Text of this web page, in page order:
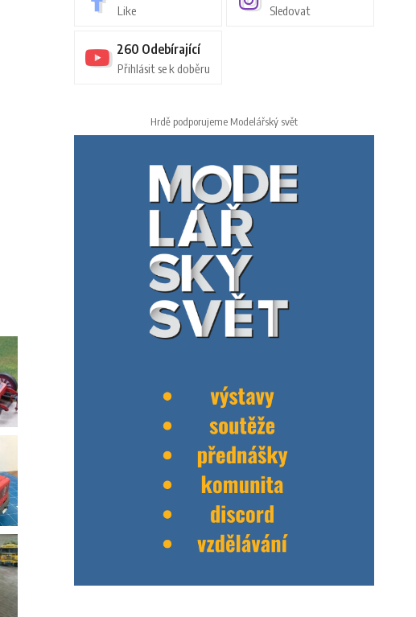
Like Sledovat
260 Odebírající
Přihlásit se k doběru
Hrdě podporujeme Modelářský svět